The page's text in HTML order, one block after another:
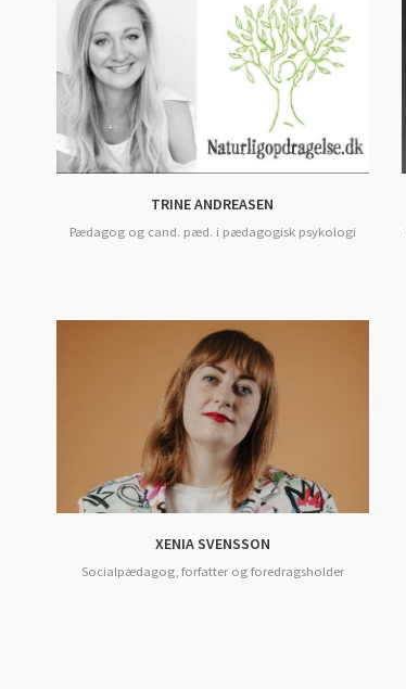
TRINE ANDREASEN
Pædagog og cand. pæd. i pædagogisk psykologi
XENIA SVENSSON
Socialpædagog, forfatter og foredragsholder